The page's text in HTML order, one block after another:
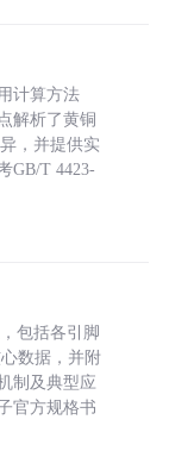
计算方法
解析了黄铜
，并提供实
GB/T 4423-
包括各引脚
数据，并附
制及典型应
官方规格书